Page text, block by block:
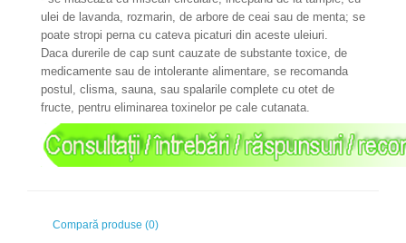
ulei de lavanda, rozmarin, de arbore de ceai sau de menta; se
poate stropi perna cu cateva picaturi din aceste uleiuri.
Daca durerile de cap sunt cauzate de substante toxice, de
medicamente sau de intolerante alimentare, se recomanda
postul, clisma, sauna, sau spalarile complete cu otet de
fructe, pentru eliminarea toxinelor pe cale cutanata.
Compară produse (0)